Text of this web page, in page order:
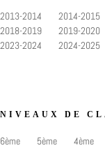
2013-2014 2014-2015
2018-2019
2019-2020
2023-2024
2024-2025
NIVEAUX DE
6ème 5ème 4ème